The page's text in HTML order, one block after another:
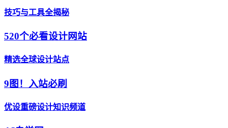
技巧与工具全揭秘
520个必看设计网站
精选全球设计站点
9图！入站必刷
优设重磅设计知识频道